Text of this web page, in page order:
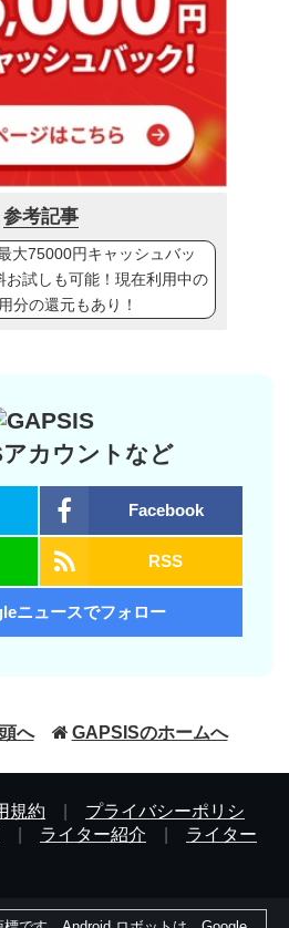
参考記事
大75000円キャッシュバッ
お試しも可能！現在利用中の
分の還元もあり！
カウントなど
Facebook
RSS
ニュースでフォロー
へ GAPSISのホームへ
規約
プライバシーポリシ
ライター紹介
ライター